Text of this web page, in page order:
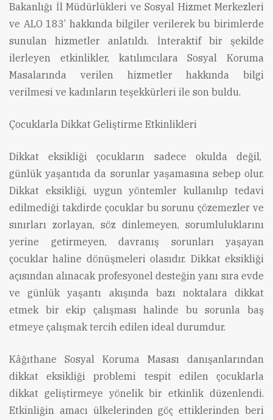
Bakanlığı İl Müdürlükleri ve Sosyal Hizmet Merkezleri
ve ALO 183’ hakkında bilgiler verilerek bu birimlerde
sunulan hizmetler anlatıldı. İnteraktif bir şekilde
ilerleyen etkinlikler, katılımcılara Sosyal Koruma
Masalarında verilen hizmetler hakkında bilgi
verilmesi ve kadınların teşekkürleri ile son buldu.
Çocuklarla Dikkat Geliştirme Etkinlikleri
Dikkat eksikliği çocukların sadece okulda değil,
günlük yaşantıda da sorunlar yaşamasına sebep olur.
Dikkat eksikliği, uygun yöntemler kullanılıp tedavi
edilmediği takdirde çocuklar bu sorunu çözemezler ve
sınırları zorlayan, söz dinlemeyen, sorumluluklarını
yerine getirmeyen, davranış sorunları yaşayan
çocuklar haline dönüşmeleri olasıdır. Dikkat eksikliği
açısından alınacak profesyonel desteğin yanı sıra evde
ve günlük yaşantı akışında bazı noktalara dikkat
etmek bir ekip çalışması halinde bu sorunla baş
etmeye çalışmak tercih edilen ideal durumdur.
Kâğıthane Sosyal Koruma Masası danışanlarından
dikkat eksikliği problemi tespit edilen çocuklarla
dikkat geliştirmeye yönelik bir etkinlik düzenlendi.
Etkinliğin amacı ülkelerinden göç ettiklerinden beri